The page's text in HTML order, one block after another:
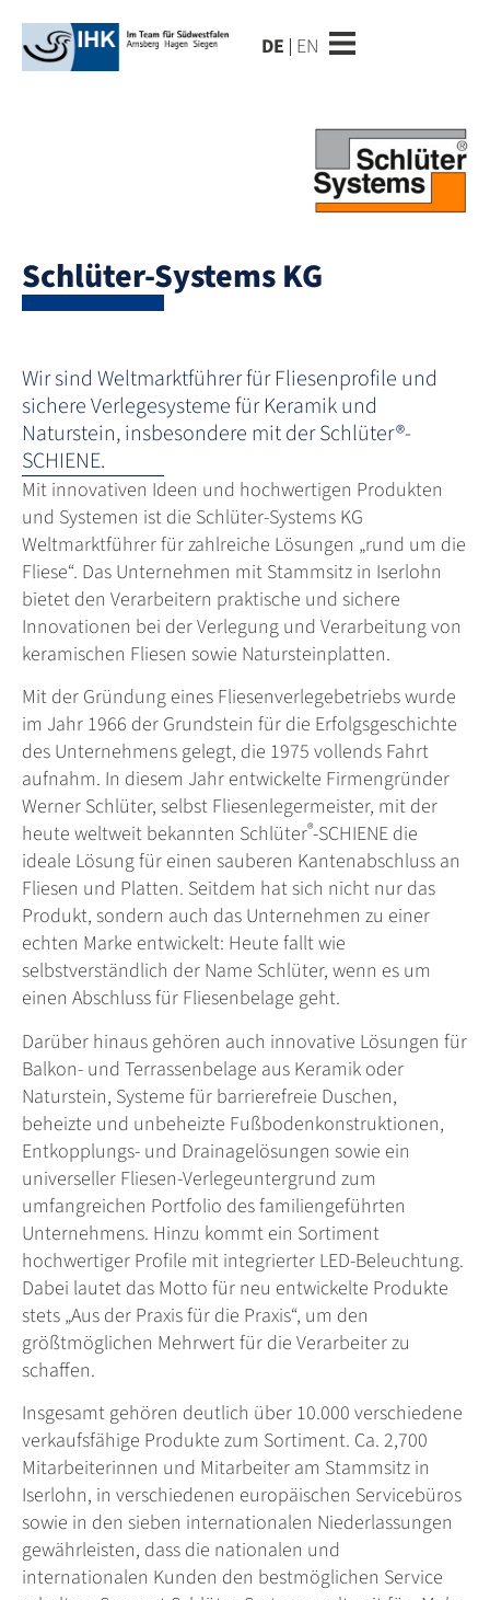
DE EN
Schlüter-Systems KG
Wir sind Weltmarktführer für Fliesenprofile und
sichere Verlegesysteme für Keramik und
Naturstein, insbesondere mit der Schlüter®-
SCHIENE.
Mit innovativen Ideen und hochwertigen Produkten
und Systemen ist die Schlüter-Systems KG
Weltmarktführer für zahlreiche Lösungen „rund um die
Fliese“. Das Unternehmen mit Stammsitz in Iserlohn
bietet den Verarbeitern praktische und sichere
Innovationen bei der Verlegung und Verarbeitung von
keramischen Fliesen sowie Natursteinplatten.
Mit der Gründung eines Fliesenverlegebetriebs wurde
im Jahr 1966 der Grundstein für die Erfolgsgeschichte
des Unternehmens gelegt, die 1975 vollends Fahrt
aufnahm. In diesem Jahr entwickelte Firmengründer
Werner Schlüter, selbst Fliesenlegermeister, mit der
heute weltweit bekannten Schlüter®-SCHIENE die
ideale Lösung für einen sauberen Kantenabschluss an
Fliesen und Platten. Seitdem hat sich nicht nur das
Produkt, sondern auch das Unternehmen zu einer
echten Marke entwickelt: Heute fallt wie
selbstverständlich der Name Schlüter, wenn es um
einen Abschluss für Fliesenbelage geht.
Darüber hinaus gehören auch innovative Lösungen für
Balkon- und Terrassenbelage aus Keramik oder
Naturstein, Systeme für barrierefreie Duschen,
beheizte und unbeheizte Fußbodenkonstruktionen,
Entkopplungs- und Drainagelösungen sowie ein
universeller Fliesen-Verlegeuntergrund zum
umfangreichen Portfolio des familiengeführten
Unternehmens. Hinzu kommt ein Sortiment
hochwertiger Profile mit integrierter LED-Beleuchtung.
Dabei lautet das Motto für neu entwickelte Produkte
stets „Aus der Praxis für die Praxis“, um den
größtmöglichen Mehrwert für die Verarbeiter zu
schaffen.
Insgesamt gehören deutlich über 10.000 verschiedene
verkaufsfähige Produkte zum Sortiment. Ca. 2,700
Mitarbeiterinnen und Mitarbeiter am Stammsitz in
Iserlohn, in verschiedenen europäischen Servicebüros
sowie in den sieben internationalen Niederlassungen
gewährleisten, dass die nationalen und
internationalen Kunden den bestmöglichen Service